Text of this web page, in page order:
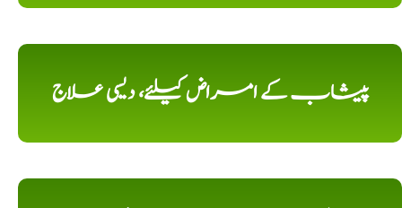
پیشاب کے امراض کیلئے، دیسی علاج